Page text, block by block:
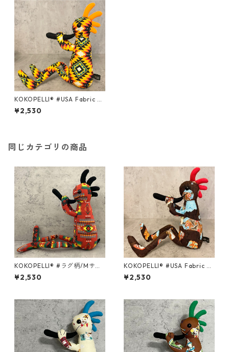
KOKOPELLI® #USA Fabric se
ries ＃104 /Mサイズ
¥2,530
同じカテゴリの商品
KOKOPELLI® #ラグ柄/Mサイ
ズ
¥2,530
KOKOPELLI® #USA Fabric se
ries ＃133/Mサイズ
¥2,530